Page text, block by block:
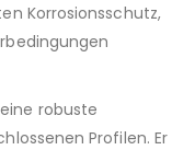
Korrosionsschutz,
robuste
Profilen. Er